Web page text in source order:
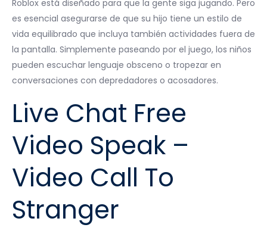
Roblox está diseñado para que la gente siga jugando. Pero
es esencial asegurarse de que su hijo tiene un estilo de
vida equilibrado que incluya también actividades fuera de
la pantalla. Simplemente paseando por el juego, los niños
pueden escuchar lenguaje obsceno o tropezar en
conversaciones con depredadores o acosadores.
Live Chat Free
Video Speak –
Video Call To
Stranger